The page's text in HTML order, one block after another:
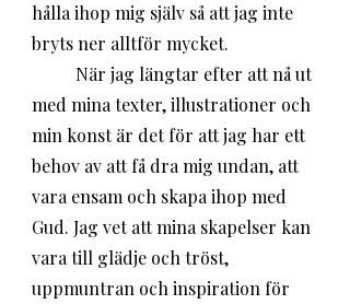
hålla ihop mig själv så att jag inte
bryts ner alltför mycket.
med mina texter, illustrationer och
min konst är det för att jag har ett
behov av att få dra mig undan, att
vara ensam och skapa ihop med
Gud. Jag vet att mina skapelser kan
vara till glädje och tröst,
uppmuntran och inspiration för